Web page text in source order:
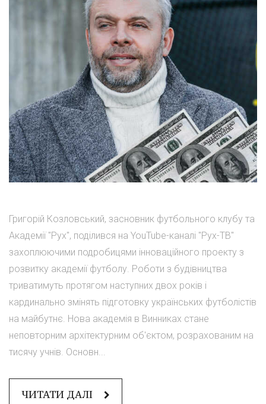
Григорій Козловський, засновник футбольного клубу та
Академії "Рух", поділився на YouTube-каналі "Рух-ТВ"
захоплюючими подробицями інноваційного проекту з
розвитку академії футболу. Роботи з будівництва
триватимуть протягом наступних двох років і
кардинально змінять підготовку українських футболістів
на майбутнє. Нова академія в Винниках стане
неповторним архітектурним об'єктом, розрахованим на
тисячу учнів. Основн...
ЧИТАТИ ДАЛІ